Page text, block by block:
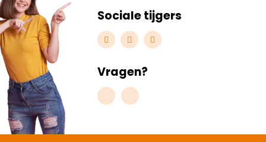
Sociale tijgers
Vragen?